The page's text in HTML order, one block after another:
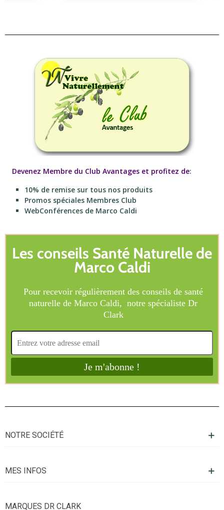
Devenez Membre du Club Avantages et profitez de:
10% de remise sur tous nos produits
Promos spéciales Membres Club
WebConférences de Marco Caldi
NOTRE SOCIÉTÉ
MES INFOS
MARQUES DR CLARK